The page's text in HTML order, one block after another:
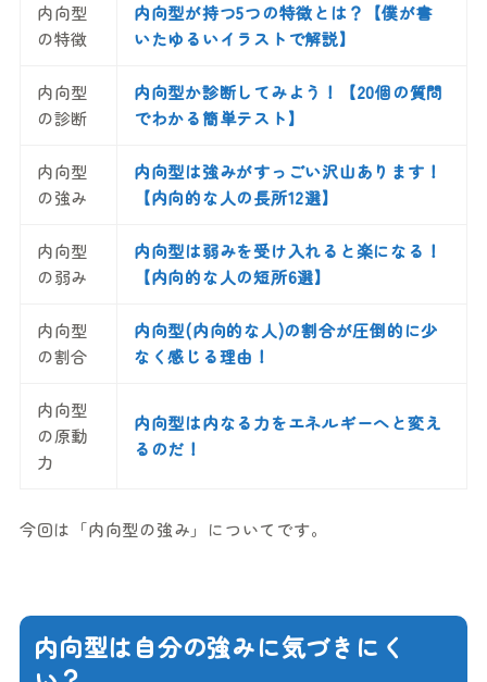
内向型
の特徴
内向型が持つ5つの特徴とは？【僕が書
いたゆるいイラストで解説】
内向型
の診断
内向型か診断してみよう！【20個の質問
でわかる簡単テスト】
内向型
の強み
内向型は強みがすっごい沢山あります！
【内向的な人の長所12選】
内向型
の弱み
内向型は弱みを受け入れると楽になる！
【内向的な人の短所6選】
内向型
の割合
内向型(内向的な人)の割合が圧倒的に少
なく感じる理由！
内向型
の原動
力
内向型は内なる力をエネルギーへと変え
るのだ！
今回は「内向型の強み」についてです。
内向型は自分の強みに気づきにく